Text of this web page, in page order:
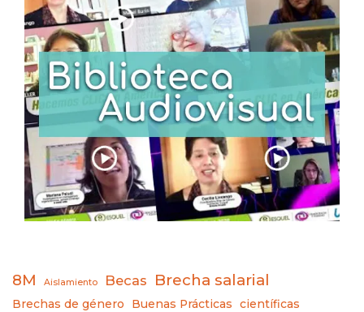
8M Aislamiento Becas Brecha salarial
Brechas de género Buenas Prácticas científicas